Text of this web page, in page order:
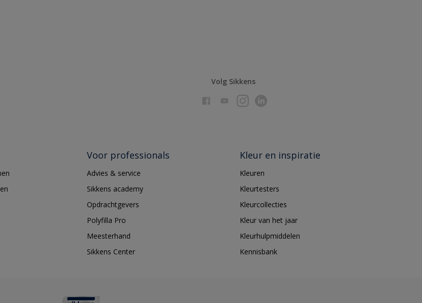
Volg Sikkens
Voor professionals
Advies & service
Sikkens academy
Opdrachtgevers
Polyfilla Pro
Meesterhand
Sikkens Center
Kleur en inspiratie
Kleuren
Kleurtesters
Kleurcollecties
Kleur van het jaar
Kleurhulpmiddelen
Kennisbank